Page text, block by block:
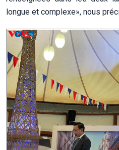
longue et complexe», nous